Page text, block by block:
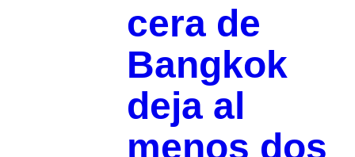
cera de
Bangkok
deja al
menos dos